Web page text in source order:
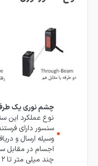
چشم نوری یک
نوع عملکرد این
سنسور دارای
وسیله ارسال و
اجسام در مقابل
چند میلی متر تا ۲ متر را دارا می باشد .